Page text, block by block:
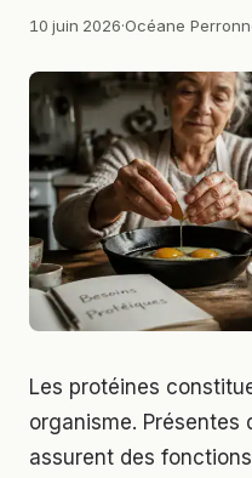
10 juin 2026·Océane
Les protéines
organisme. Présentes
assurent des